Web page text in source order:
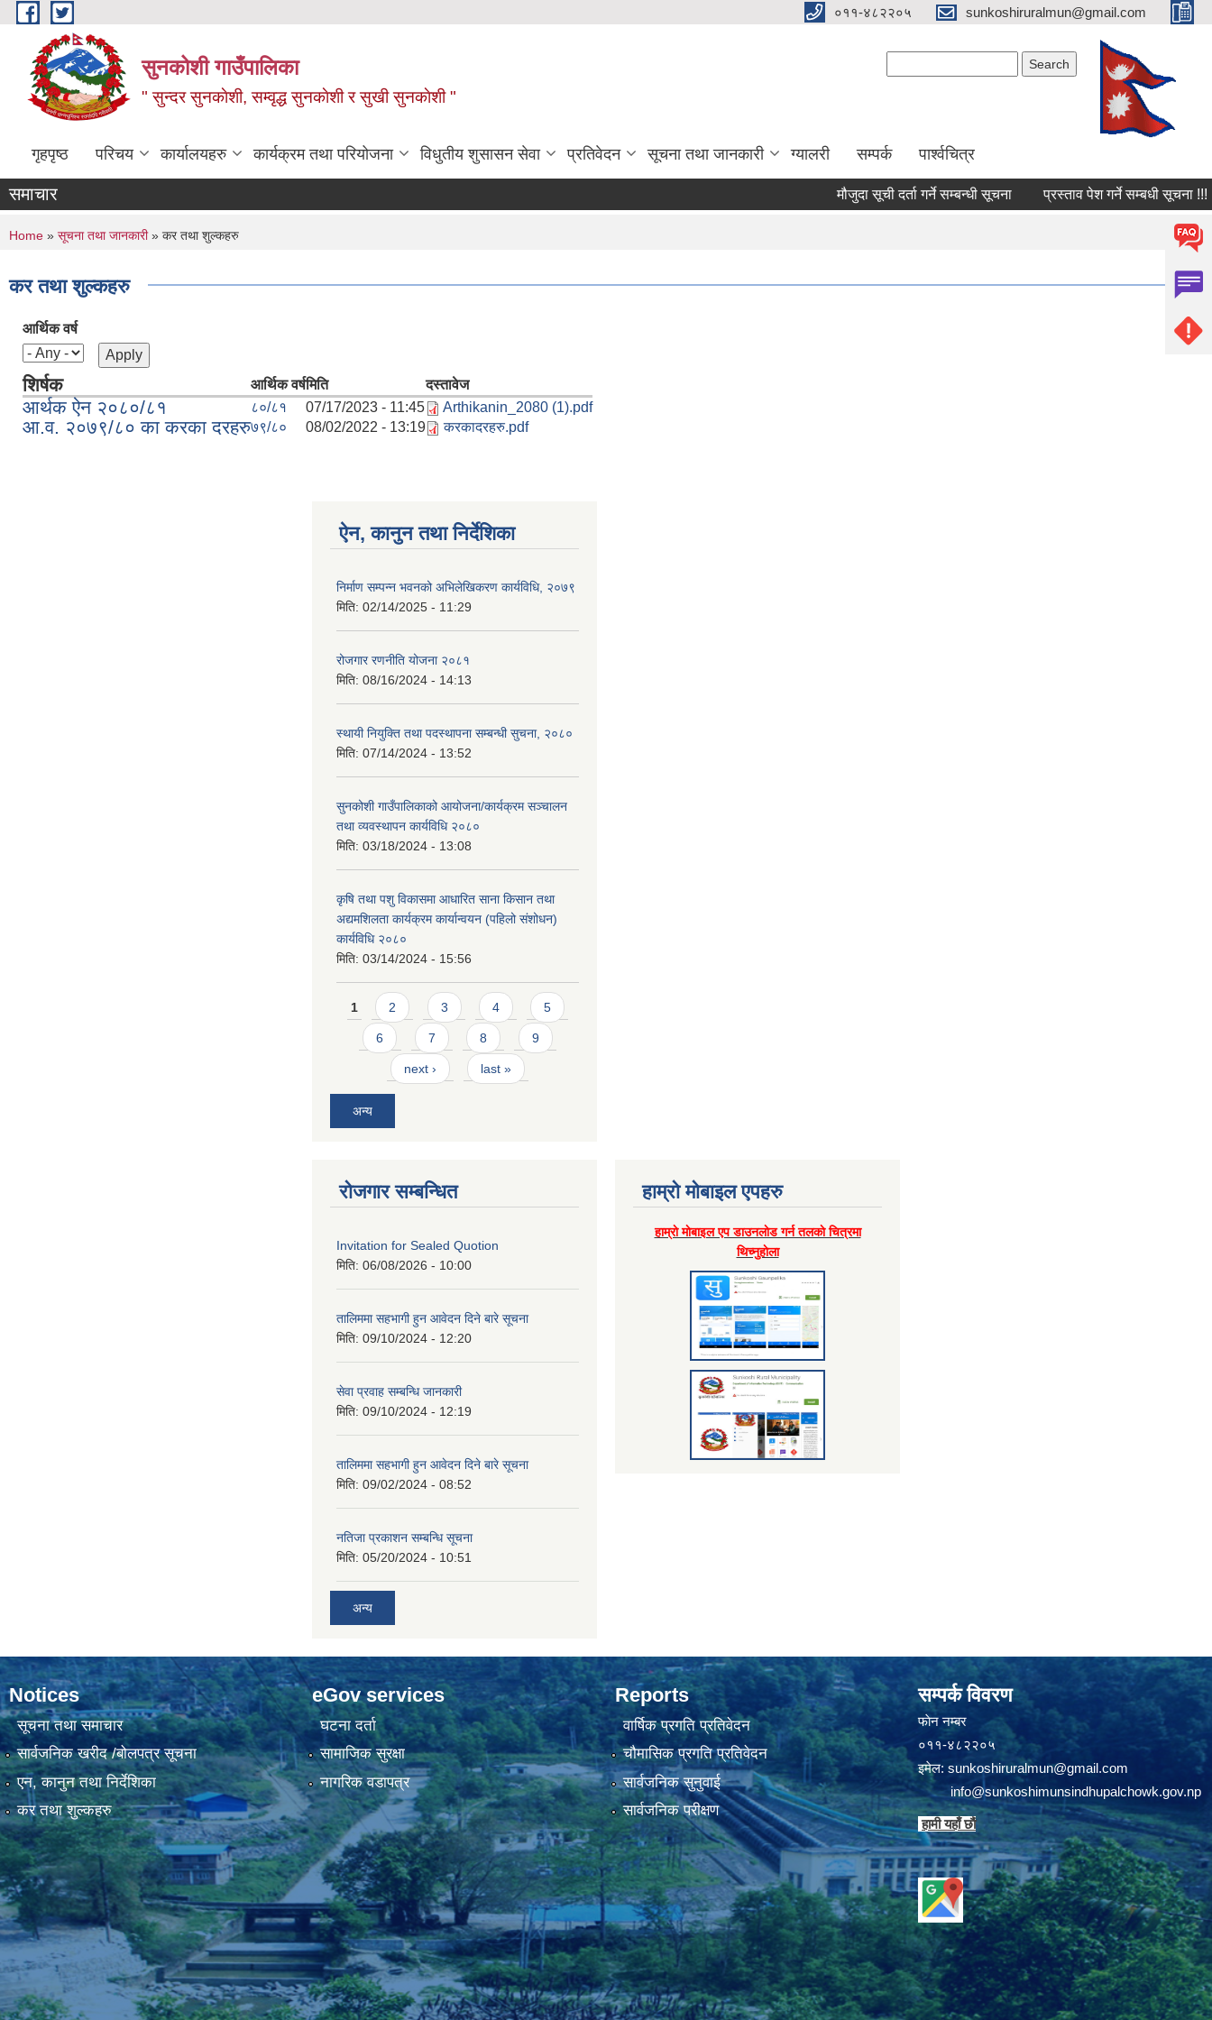
Skip to main content ०११-४८२२०५ sunkoshiruralmun@gmail.com
सुनकोशी गाउँपालिका
" सुन्दर सुनकाेशी, सम्वृद्ध सुनकाेशी र सुखी सुनकाेशी "
गृहपृष्ठ परिचय कार्यालयहरु कार्यक्रम तथा परियोजना विधुतीय शुसासन सेवा प्रतिवेदन सूचना तथा जानकारी ग्यालरी सम्पर्क पार्श्वचित्र
समाचार मौजुदा सूची दर्ता गर्ने सम्बन्धी सूचना प्रस्ताव पेश गर्ने सम्बधी सूचना !!!
You are here
Home » सूचना तथा जानकारी» कर तथा शुल्कहरु
कर तथा शुल्कहरु
आर्थिक वर्ष
शिर्षक आर्थिक वर्षमिति दस्तावेज
आर्थक ऐन २०८०/८१ ८०/८१ 07/17/2023 - 11:45 Arthikanin_2080 (1).pdf
आ.व. २०७९/८० का करका दरहरु७९/८० 08/02/2022 - 13:19 करकादरहरु.pdf
ऐन, कानुन तथा निर्देशिका
निर्माण सम्पन्न भवनको अभिलेखिकरण कार्यविधि, २०७९
मिति: 02/14/2025 - 11:29
रोजगार रणनीति योजना २०८१
मिति: 08/16/2024 - 14:13
स्थायी नियुक्ति तथा पदस्थापना सम्बन्धी सुचना, २०८०
मिति: 07/14/2024 - 13:52
सुनकोशी गाउँपालिकाको आयोजना/कार्यक्रम सञ्चालन
तथा व्यवस्थापन कार्यविधि २०८०
मिति: 03/18/2024 - 13:08
कृषि तथा पशु विकासमा आधारित साना किसान तथा
अद्यमशिलता कार्यक्रम कार्यान्वयन (पहिलो संशोधन)
कार्यविधि २०८०
मिति: 03/14/2024 - 15:56
Pages
1 2 3 4 5
6 7 8 9
next › last »
अन्य
रोजगार सम्बन्धित
Invitation for Sealed Quotion
मिति: 06/08/2026 - 10:00
तालिममा सहभागी हुन आवेदन दिने बारे सूचना
मिति: 09/10/2024 - 12:20
सेवा प्रवाह सम्बन्धि जानकारी
मिति: 09/10/2024 - 12:19
तालिममा सहभागी हुन आवेदन दिने बारे सूचना
मिति: 09/02/2024 - 08:52
नतिजा प्रकाशन सम्बन्धि सूचना
मिति: 05/20/2024 - 10:51
अन्य
हाम्राे माेबाइल एपहरु
हाम्राे माेबाइल एप डाउनलाेड गर्न तलकाे चित्रमा
थिच्नुहाेला
Notices
सूचना तथा समाचार
सार्वजनिक खरीद /बोलपत्र सूचना
एन, कानुन तथा निर्देशिका
कर तथा शुल्कहरु
eGov services
घटना दर्ता
सामाजिक सुरक्षा
नागरिक वडापत्र
Reports
वार्षिक प्रगति प्रतिवेदन
चौमासिक प्रगति प्रतिवेदन
सार्वजनिक सुनुवाई
सार्वजनिक परीक्षण
सम्पर्क विवरण
फाेन न‌‍‍‍‌‌म्बर
०११-४८२२०५
इमेल: sunkoshiruralmun@gmail.com
info@sunkoshimunsindhupalchowk.gov.np
हामी यहाँ छाै‌ं